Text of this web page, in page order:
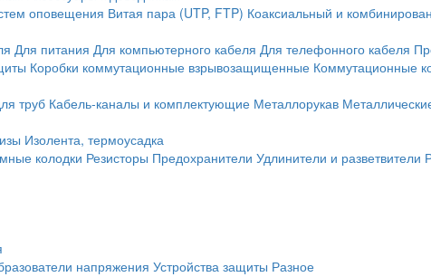
оповещения Витая пара (UTP, FTP) Коаксиальный и
Для питания Для компьютерного кабеля Для телефонного кабеля
Коробки коммутационные взрывозащищенные Коммутационные
труб Кабель-каналы и комплектующие Металлорукав
Изолента, термоусадка
колодки Резисторы Предохранители Удлинители и разветвители
напряжения Устройства защиты Разное